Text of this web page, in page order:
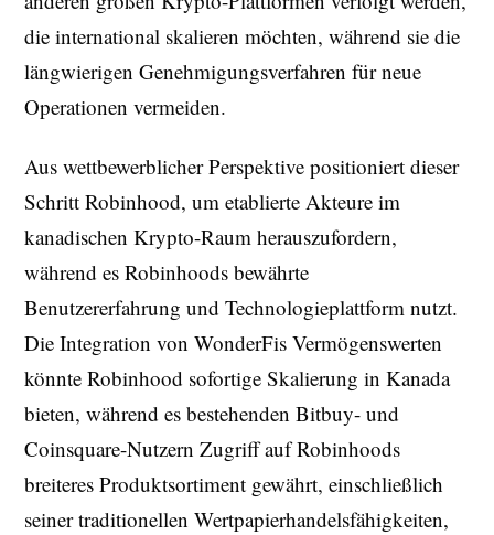
die international skalieren möchten, während sie die
längwierigen Genehmigungsverfahren für neue
Operationen vermeiden.
Aus wettbewerblicher Perspektive positioniert dieser
Schritt Robinhood, um etablierte Akteure im
kanadischen Krypto-Raum herauszufordern,
während es Robinhoods bewährte
Benutzererfahrung und Technologieplattform nutzt.
Die Integration von WonderFis Vermögenswerten
könnte Robinhood sofortige Skalierung in Kanada
bieten, während es bestehenden Bitbuy- und
Coinsquare-Nutzern Zugriff auf Robinhoods
breiteres Produktsortiment gewährt, einschließlich
seiner traditionellen Wertpapierhandelsfähigkeiten,